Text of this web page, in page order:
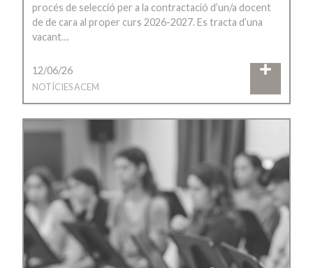
procés de selecció per a la contractació d’un/a docent
de de cara al proper curs 2026-2027. Es tracta d’una
vacant…
12/06/26
NOTÍCIES ACEM